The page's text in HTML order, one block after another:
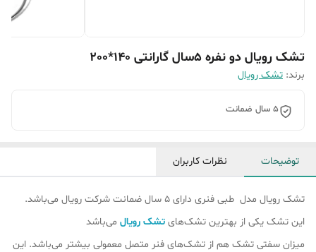
تشک رویال دو نفره 5سال گارانتی 140*200
برند: تشک رویال
5 سال ضمانت
توضیحات نظرات کاربران
تشک رویال مدل طبی فنری دارای 5 سال ضمانت شرکت رویال می‌باشد.
این تشک یکی از بهترین تشک‌های تشک رویال می‌باشد
میزان سفتی تشک هم از تشک‎‌های فنر متصل معمولی بیشتر می‌باشد. این